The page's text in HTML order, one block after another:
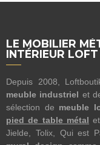
LE MOBILIER
INTÉRIEUR LOFT
Depuis 2008,
meuble industriel et
sélection de meuble
pied de table métal
Jielde, Tolix, Qui est